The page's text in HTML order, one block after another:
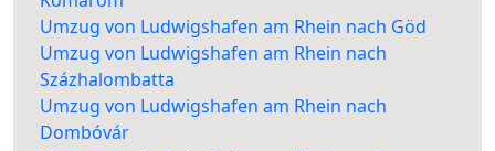
Umzug von Ludwigshafen am Rhein nach Göd
Umzug von Ludwigshafen am Rhein nach
Százhalombatta
Umzug von Ludwigshafen am Rhein nach
Dombóvár